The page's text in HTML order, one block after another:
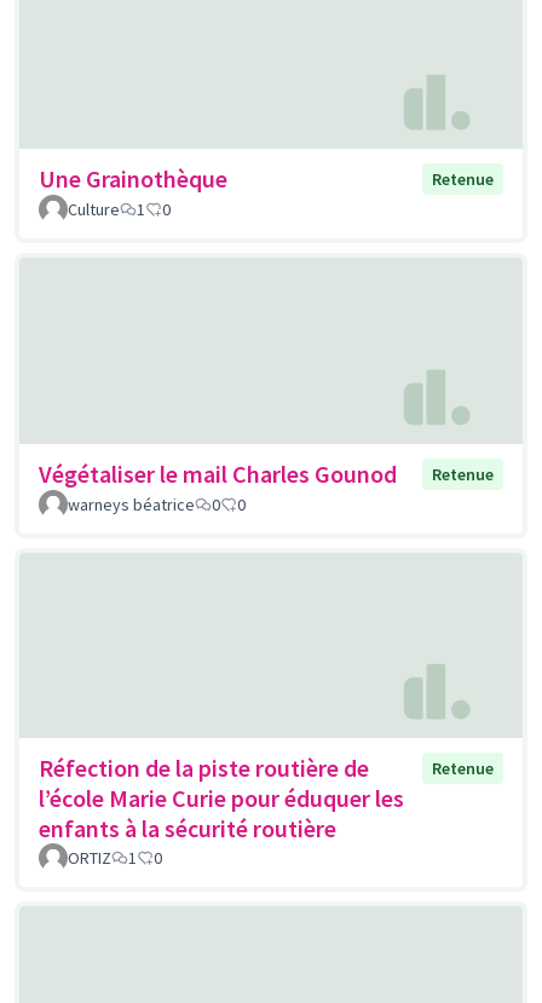
Une Grainothèque
Retenue
Culture
1 0
Végétaliser le mail Charles Gounod
Retenue
warneys béatrice
0 0
Réfection de la piste routière de
l’école Marie Curie pour éduquer les
enfants à la sécurité routière
Retenue
ORTIZ 1 0